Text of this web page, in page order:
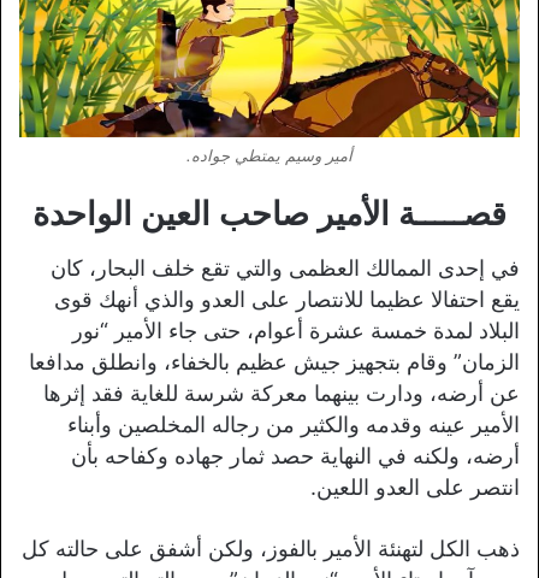
أمير وسيم يمتطي جواده.
قصـــــة الأمير صاحب العين الواحدة
في إحدى الممالك العظمى والتي تقع خلف البحار، كان
يقع احتفالا عظيما للانتصار على العدو والذي أنهك قوى
البلاد لمدة خمسة عشرة أعوام، حتى جاء الأمير “نور
الزمان” وقام بتجهيز جيش عظيم بالخفاء، وانطلق مدافعا
عن أرضه، ودارت بينهما معركة شرسة للغاية فقد إثرها
الأمير عينه وقدمه والكثير من رجاله المخلصين وأبناء
أرضه، ولكنه في النهاية حصد ثمار جهاده وكفاحه بأن
انتصر على العدو اللعين.
ذهب الكل لتهنئة الأمير بالفوز، ولكن أشفق على حالته كل